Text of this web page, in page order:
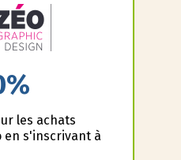
les achats
en s'inscrivant à